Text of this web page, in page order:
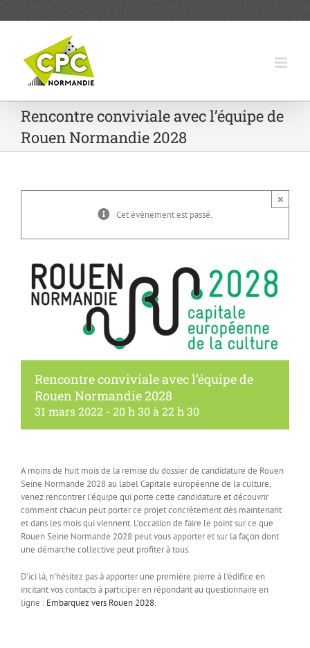
Rencontre conviviale avec l’équipe de
Rouen Normandie 2028
Cet évènement est passé.
×
Rencontre conviviale avec l’équipe de
Rouen Normandie 2028
31 mars 2022 - 20 h 30à 22 h 30
A moins de huit mois de la remise du dossier de candidature de Rouen
Seine Normande 2028 au label Capitale européenne de la culture,
venez rencontrer l’équipe qui porte cette candidature et découvrir
comment chacun peut porter ce projet concrètement dès maintenant
et dans les mois qui viennent. L’occasion de faire le point sur ce que
Rouen Seine Normande 2028 peut vous apporter et sur la façon dont
une démarche collective peut profiter à tous.
D’ici là, n’hésitez pas à apporter une première pierre à l’édifice en
incitant vos contacts à participer en répondant au questionnaire en
ligne : Embarquez vers Rouen 2028.